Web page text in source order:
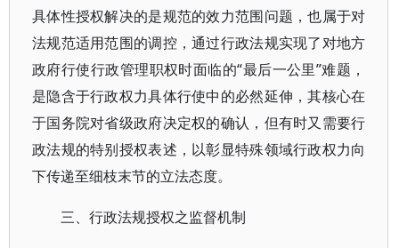
具体性授权解决的是规范的效力范围问题，也属于对
法规范适用范围的调控，通过行政法规实现了对地方
政府行使行政管理职权时面临的“最后一公里”难题，
是隐含于行政权力具体行使中的必然延伸，其核心在
于国务院对省级政府决定权的确认，但有时又需要行
政法规的特别授权表述，以彰显特殊领域行政权力向
下传递至细枝末节的立法态度。
三、行政法规授权之监督机制